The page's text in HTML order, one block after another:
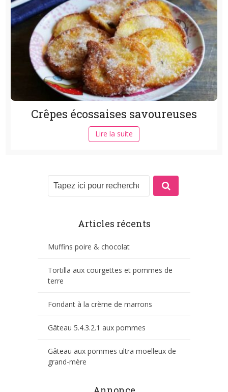
Crêpes écossaises savoureuses
Lire la suite
Articles récents
Muffins poire & chocolat
Tortilla aux courgettes et pommes de
terre
Fondant à la crème de marrons
Gâteau 5.4.3.2.1 aux pommes
Gâteau aux pommes ultra moelleux de
grand-mère